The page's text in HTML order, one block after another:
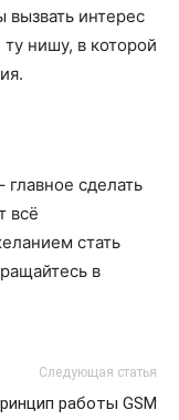
вызвать интерес
нишу, в которой
главное сделать
всё
стать
в
Следующая статья
работы GSM